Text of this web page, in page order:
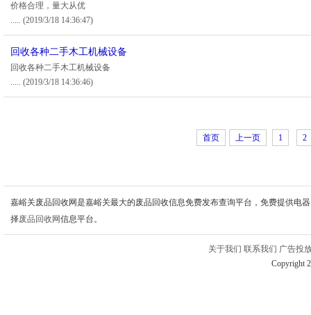
价格合理，量大从优
..... (2019/3/18 14:36:47)
回收各种二手木工机械设备
回收各种二手木工机械设备
..... (2019/3/18 14:36:46)
首页 上一页 1 2
嘉峪关废品回收网是嘉峪关最大的废品回收信息免费发布查询平台，免费提供电
择废品回收网信息平台。
关于我们 联系我们 广告投
Copyright